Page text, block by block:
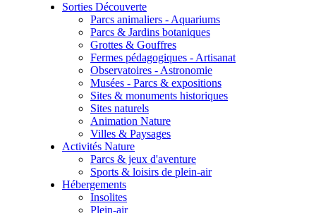
Sorties Découverte
Parcs animaliers - Aquariums
Parcs & Jardins botaniques
Grottes & Gouffres
Fermes pédagogiques - Artisanat
Observatoires - Astronomie
Musées - Parcs & expositions
Sites & monuments historiques
Sites naturels
Animation Nature
Villes & Paysages
Activités Nature
Parcs & jeux d'aventure
Sports & loisirs de plein-air
Hébergements
Insolites
Plein-air